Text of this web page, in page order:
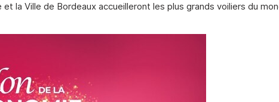
la Ville de Bordeaux accueilleront les plus grands voiliers du